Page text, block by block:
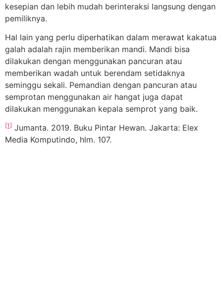
kesepian dan lebih mudah berinteraksi langsung dengan
pemiliknya.
Hal lain yang perlu diperhatikan dalam merawat kakatua
galah adalah rajin memberikan mandi. Mandi bisa
dilakukan dengan menggunakan pancuran atau
memberikan wadah untuk berendam setidaknya
seminggu sekali. Pemandian dengan pancuran atau
semprotan menggunakan air hangat juga dapat
dilakukan menggunakan kepala semprot yang baik.
[1] Jumanta. 2019. Buku Pintar Hewan. Jakarta: Elex
Media Komputindo, hlm. 107.